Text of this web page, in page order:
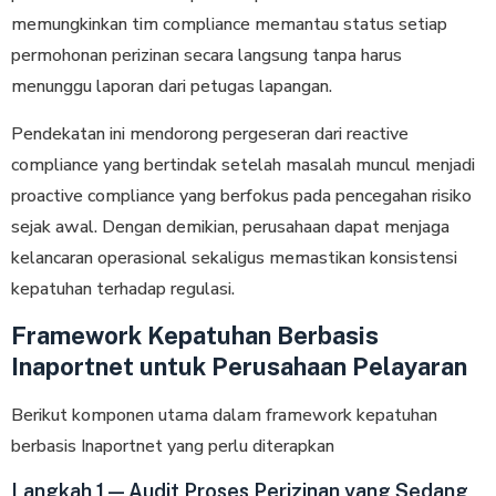
memungkinkan tim compliance memantau status setiap
permohonan perizinan secara langsung tanpa harus
menunggu laporan dari petugas lapangan.
Pendekatan ini mendorong pergeseran dari reactive
compliance yang bertindak setelah masalah muncul menjadi
proactive compliance yang berfokus pada pencegahan risiko
sejak awal. Dengan demikian, perusahaan dapat menjaga
kelancaran operasional sekaligus memastikan konsistensi
kepatuhan terhadap regulasi.
Framework Kepatuhan Berbasis
Inaportnet untuk Perusahaan Pelayaran
Berikut komponen utama dalam framework kepatuhan
berbasis Inaportnet yang perlu diterapkan
Langkah 1 — Audit Proses Perizinan yang Sedang